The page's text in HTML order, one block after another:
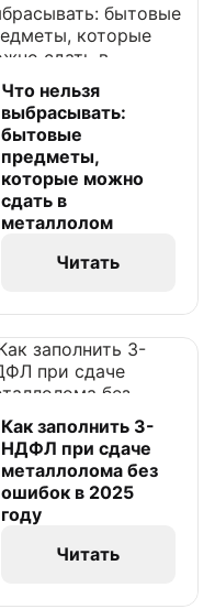
Что нельзя
выбрасывать:
бытовые
предметы,
которые можно
сдать в
металлолом
Читать
Как заполнить 3-
НДФЛ при сдаче
металлолома без
ошибок в 2025
году
Читать